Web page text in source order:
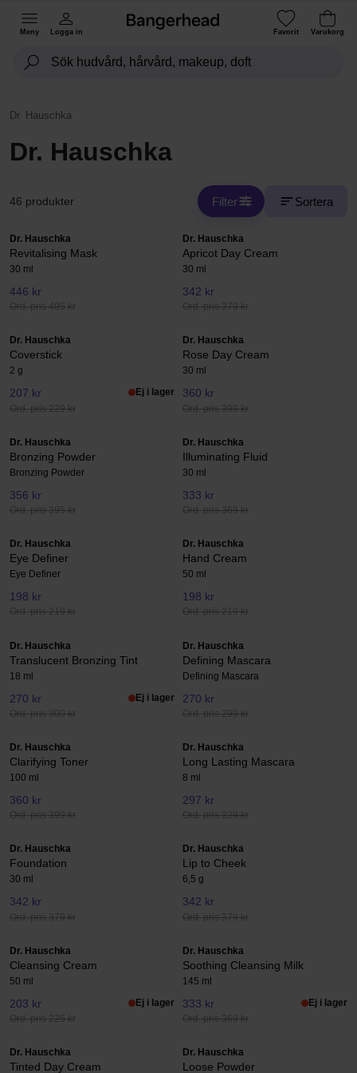
Meny Logga in Favorit Varukorg
Dr. Hauschka
Dr. Hauschka
46 produkter Filter Sortera
Dr. Hauschka
Revitalising Mask
30 ml
446 kr
Ord. pris 495 kr
Dr. Hauschka
Apricot Day Cream
30 ml
342 kr
Ord. pris 379 kr
Dr. Hauschka
Coverstick
2 g
207 kr
Ord. pris 229 kr
Ej i lager
Dr. Hauschka
Rose Day Cream
30 ml
360 kr
Ord. pris 399 kr
Dr. Hauschka
Bronzing Powder
Bronzing Powder
356 kr
Ord. pris 395 kr
Dr. Hauschka
Illuminating Fluid
30 ml
333 kr
Ord. pris 369 kr
Dr. Hauschka
Eye Definer
Eye Definer
198 kr
Ord. pris 219 kr
Dr. Hauschka
Hand Cream
50 ml
198 kr
Ord. pris 219 kr
Dr. Hauschka
Translucent Bronzing Tint
18 ml
270 kr
Ord. pris 300 kr
Ej i lager
Dr. Hauschka
Defining Mascara
Defining Mascara
270 kr
Ord. pris 299 kr
Dr. Hauschka
Clarifying Toner
100 ml
360 kr
Ord. pris 399 kr
Dr. Hauschka
Long Lasting Mascara
8 ml
297 kr
Ord. pris 329 kr
Dr. Hauschka
Foundation
30 ml
342 kr
Ord. pris 379 kr
Dr. Hauschka
Lip to Cheek
6,5 g
342 kr
Ord. pris 379 kr
Dr. Hauschka
Cleansing Cream
50 ml
203 kr
Ord. pris 225 kr
Ej i lager
Dr. Hauschka
Soothing Cleansing Milk
145 ml
333 kr
Ord. pris 369 kr
Ej i lager
Dr. Hauschka
Tinted Day Cream
Dr. Hauschka
Loose Powder